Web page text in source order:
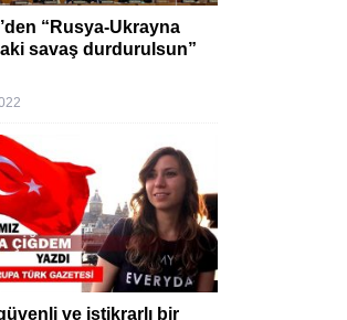
“Rusya-Ukrayna
savaş durdurulsun”
ve istikrarlı bir